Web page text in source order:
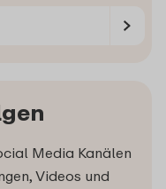
Media Kanälen
Videos und